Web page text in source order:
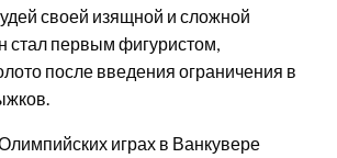
своей изящной и сложной
стал первым фигуристом,
после введения ограничения в
играх в Ванкувере